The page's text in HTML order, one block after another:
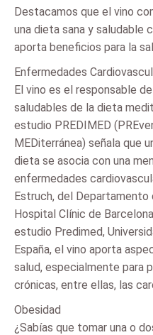
Destacamos que el vino
una dieta sana y saludable
aporta beneficios para la
Enfermedades
El vino es el responsable
saludables de la dieta
estudio PREDIMED
MEDiterránea) señala que
dieta se asocia con una
enfermedades
Estruch, del
Hospital Clínic de
estudio Predimed,
España, el vino aporta
salud, especialmente para
crónicas, entre ellas, las
Obesidad
¿Sabías que tomar una o